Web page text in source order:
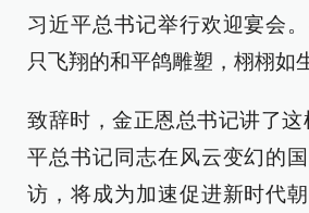
习近平总书记举行欢迎宴会
只飞翔的和平鸽雕塑，栩栩如
致辞时，金正恩总书记讲了这
平总书记同志在风云变幻的
访，将成为加速促进新时代